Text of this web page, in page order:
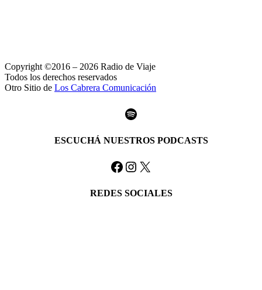
Copyright ©2016 – 2026 Radio de Viaje
Todos los derechos reservados
Otro Sitio de Los Cabrera Comunicación
Spotify
ESCUCHÁ NUESTROS PODCASTS
Facebook
Instagram
X
REDES SOCIALES